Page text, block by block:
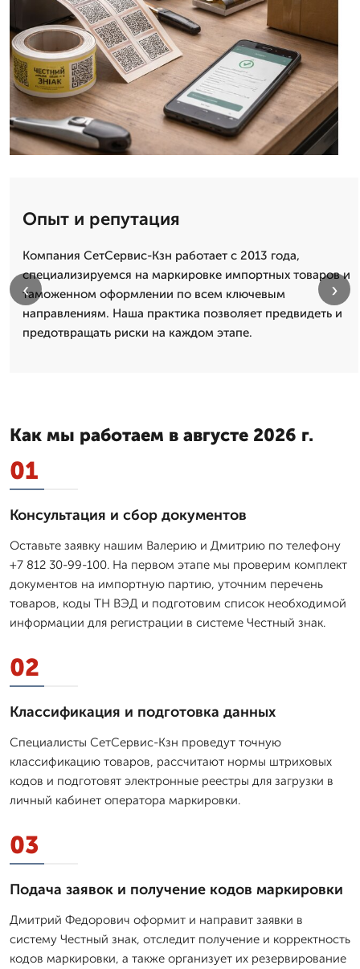
Опыт и репутация
Компания СетСервис-Кзн работает с 2013 года,
специализируемся на маркировке импортных товаров и
таможенном оформлении по всем ключевым
направлениям. Наша практика позволяет предвидеть и
предотвращать риски на каждом этапе.
‹ ›
Как мы работаем в августе 2026 г.
01
Консультация и сбор документов
Оставьте заявку нашим Валерию и Дмитрию по телефону
+7 812 30-99-100. На первом этапе мы проверим комплект
документов на импортную партию, уточним перечень
товаров, коды ТН ВЭД и подготовим список необходимой
информации для регистрации в системе Честный знак.
02
Классификация и подготовка данных
Специалисты СетСервис-Кзн проведут точную
классификацию товаров, рассчитают нормы штриховых
кодов и подготовят электронные реестры для загрузки в
личный кабинет оператора маркировки.
03
Подача заявок и получение кодов маркировки
Дмитpий Федорович оформит и направит заявки в
систему Честный знак, отследит получение и корректность
кодов маркировки, а также организует их резервирование